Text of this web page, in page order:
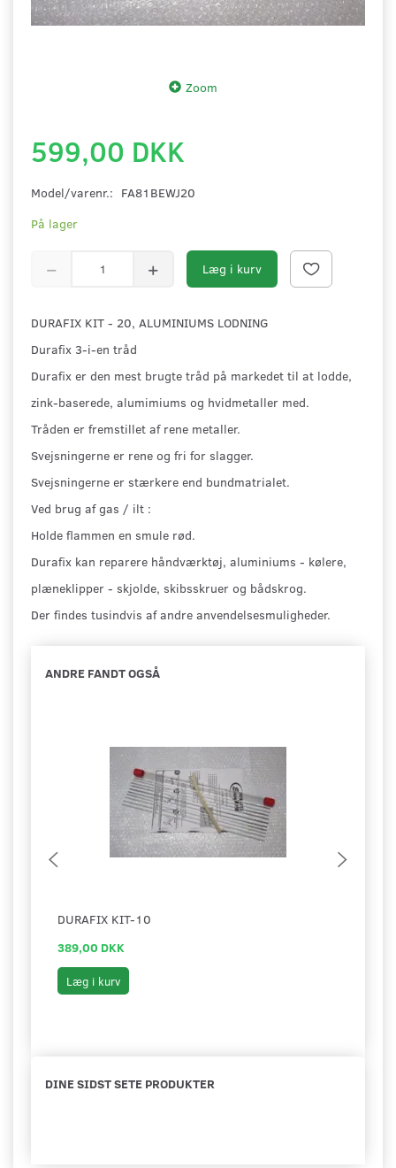
Zoom
599,00 DKK
Model/varenr.: FA81BEWJ20
På lager
Læg i kurv
DURAFIX KIT - 20, ALUMINIUMS LODNING
Durafix 3-i-en tråd
Durafix er den mest brugte tråd på markedet til at lodde,
zink-baserede, alumimiums og hvidmetaller med.
Tråden er fremstillet af rene metaller.
Svejsningerne er rene og fri for slagger.
Svejsningerne er stærkere end bundmatrialet.
Ved brug af gas / ilt :
Holde flammen en smule rød.
Durafix kan reparere håndværktøj, aluminiums - kølere,
plæneklipper - skjolde, skibsskruer og bådskrog.
Der findes tusindvis af andre anvendelsesmuligheder.
ANDRE FANDT OGSÅ
DURAFIX KIT-10
389,00 DKK
Læg i kurv
DINE SIDST SETE PRODUKTER